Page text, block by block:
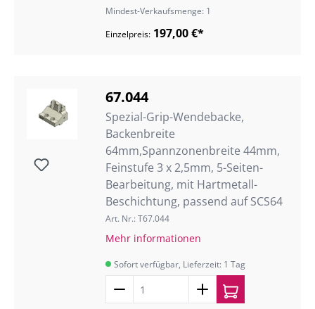
Mindest-Verkaufsmenge: 1
Einzelpreis: 197,00 €*
67.044
Spezial-Grip-Wendebacke,
Backenbreite
64mm,Spannzonenbreite 44mm,
Feinstufe 3 x 2,5mm, 5-Seiten-
Bearbeitung, mit Hartmetall-
Beschichtung, passend auf SCS64
Art. Nr.: T67.044
Mehr informationen
Sofort verfügbar, Lieferzeit: 1 Tag